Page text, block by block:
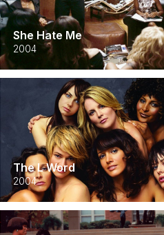
She Hate Me
2004
The L Word
2004